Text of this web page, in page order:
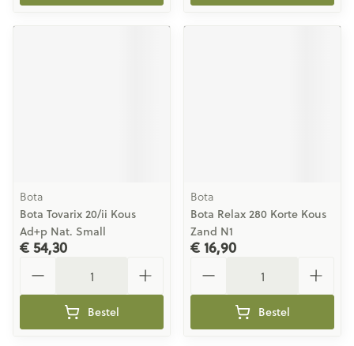
Bota
Bota Tovarix 20/ii Kous
Ad+p Nat. Small
€ 54,30
Bestel
Bota
Bota Relax 280 Korte Kous
Zand N1
€ 16,90
Bestel